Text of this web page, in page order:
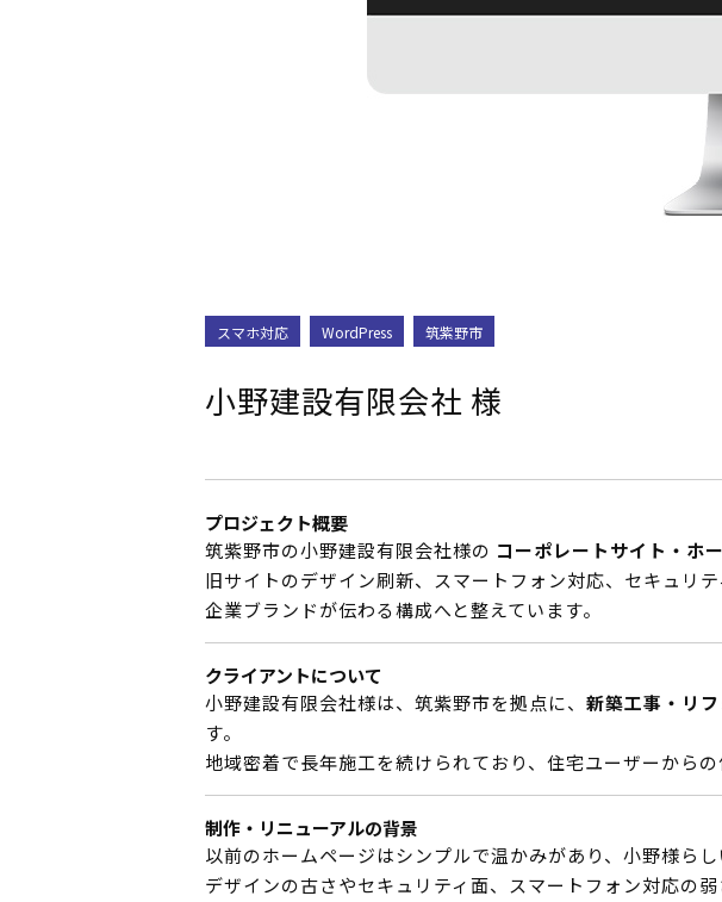
スマホ対応 WordPress 筑紫野市
小野建設有限会社 様
プロジェクト概要
筑紫野市の小野建設有限会社様の コーポレートサイト・ホ
旧サイトのデザイン刷新、スマートフォン対応、セキュリ
企業ブランドが伝わる構成へと整えています。
クライアントについて
小野建設有限会社様は、筑紫野市を拠点に、 新築工事・リ
す。
地域密着で長年施工を続けられており、住宅ユーザーからの
制作・リニューアルの背景
以前のホームページはシンプルで温かみがあり、小野様ら
デザインの古さやセキュリティ面、スマートフォン対応の